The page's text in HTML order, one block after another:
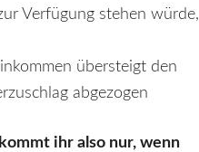
Verfügung stehen würde,
übersteigt den
abgezogen
ihr also nur, wenn